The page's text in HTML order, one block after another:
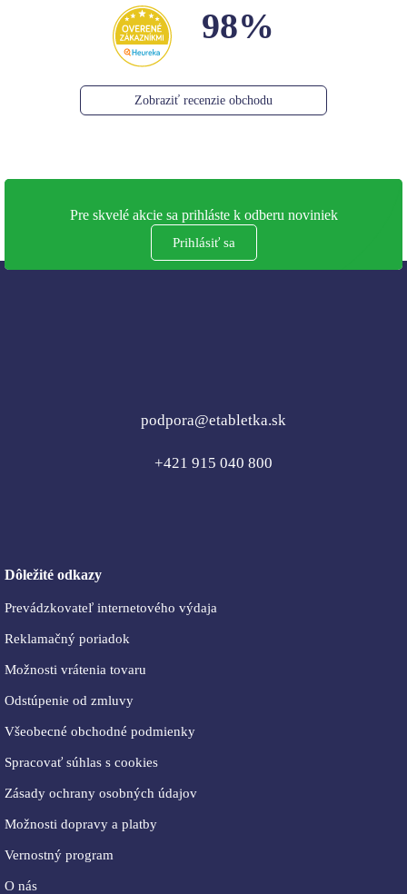
98%
Zobraziť recenzie obchodu
Pre skvelé akcie sa prihláste k odberu noviniek
Prihlásiť sa
podpora@etabletka.sk
+421 915 040 800
Dôležité odkazy
Prevádzkovateľ internetového výdaja
Reklamačný poriadok
Možnosti vrátenia tovaru
Odstúpenie od zmluvy
Všeobecné obchodné podmienky
Spracovať súhlas s cookies
Zásady ochrany osobných údajov
Možnosti dopravy a platby
Vernostný program
O nás